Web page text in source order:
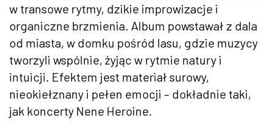
w transowe rytmy, dzikie improwizacje i
organiczne brzmienia. Album powstawał z dala
od miasta, w domku pośród lasu, gdzie muzycy
tworzyli wspólnie, żyjąc w rytmie natury i
intuicji. Efektem jest materiał surowy,
nieokiełznany i pełen emocji – dokładnie taki,
jak koncerty Nene Heroine.